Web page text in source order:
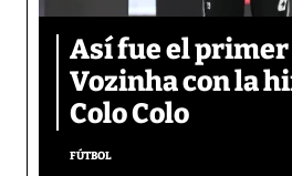
Así fue el primer
Vozinha con la
Colo Colo
FÚTBOL